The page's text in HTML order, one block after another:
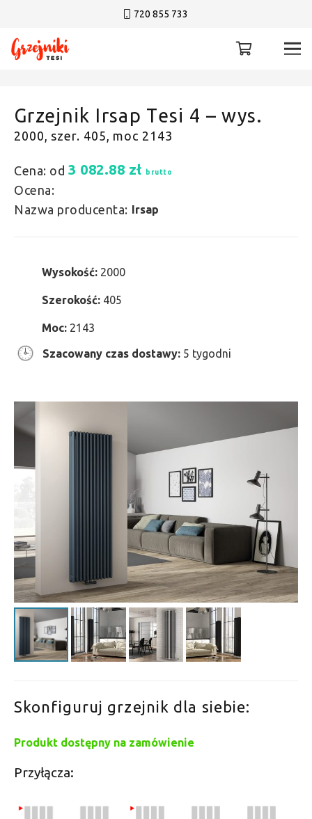
720 855 733
Grzejnik Irsap Tesi 4 – wys.
2000, szer. 405, moc 2143
Cena: od 3 082.88 zł brutto
Ocena:
Nazwa producenta: Irsap
Wysokość: 2000
Szerokość: 405
Moc: 2143
Szacowany czas dostawy: 5 tygodni
Skonfiguruj grzejnik dla siebie:
Produkt dostępny na zamówienie
Przyłącza: